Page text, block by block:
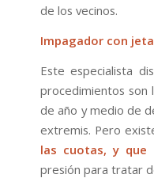
de los vecinos.
Impagador con
Este especialista
procedimientos son
de año y medio de
extremis. Pero
las cuotas, y que
presión para tratar